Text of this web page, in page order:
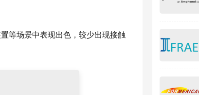
等场景中表现出色，较少出现接触